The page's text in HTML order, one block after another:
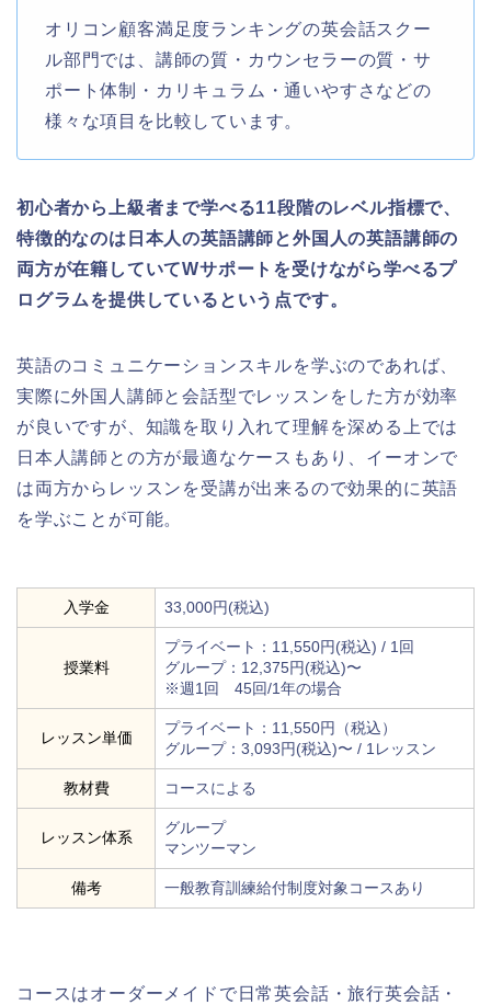
オリコン顧客満足度ランキングの英会話スクー
ル部門では、講師の質・カウンセラーの質・サ
ポート体制・カリキュラム・通いやすさなどの
様々な項目を比較しています。
初心者から上級者まで学べる11段階のレベル指標で、
特徴的なのは日本人の英語講師と外国人の英語講師の
両方が在籍していてWサポートを受けながら学べるプ
ログラムを提供しているという点です。
英語のコミュニケーションスキルを学ぶのであれば、
実際に外国人講師と会話型でレッスンをした方が効率
が良いですが、知識を取り入れて理解を深める上では
日本人講師との方が最適なケースもあり、イーオンで
は両方からレッスンを受講が出来るので効果的に英語
を学ぶことが可能。
入学金 33,000円(税込)
授業料
プライベート：11,550円(税込) / 1回
グループ：12,375円(税込)〜
※週1回 45回/1年の場合
レッスン単価
プライベート：11,550円（税込）
グループ：3,093円(税込)〜 / 1レッスン
教材費 コースによる
レッスン体系
グループ
マンツーマン
備考 一般教育訓練給付制度対象コースあり
コースはオーダーメイドで日常英会話・旅行英会話・